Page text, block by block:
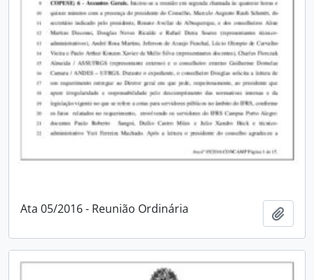
Ata 05/2016 - Reunião Ordinária